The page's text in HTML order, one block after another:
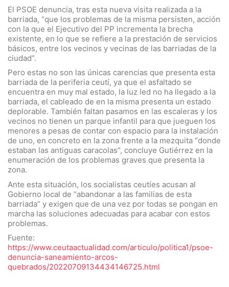
El PSOE denuncia, tras esta nueva visita realizada a la
barriada, “que los problemas de la misma persisten, acción
con la que el Ejecutivo del PP incrementa la brecha
existente, en lo que se refiere a la prestación de servicios
básicos, entre los vecinos y vecinas de las barriadas de la
ciudad”.
Pero estas no son las únicas carencias que presenta esta
barriada de la periferia ceutí, ya que el asfaltado se
encuentra en muy mal estado, la luz led no ha llegado a la
barriada, el cableado de en la misma presenta un estado
deplorable. También faltan pasamos en las escaleras y los
vecinos no tienen un parque infantil para que jueguen los
menores a pesas de contar con espacio para la instalación
de uno, en concreto en la zona frente a la mezquita “donde
estaban las antiguas caracolas”, concluye Gutiérrez en la
enumeración de los problemas graves que presenta la
zona.
Ante esta situación, los socialistas ceutíes acusan al
Gobierno local de “abandonar a las familias de esta
barriada” y exigen que de una vez por todas se pongan en
marcha las soluciones adecuadas para acabar con estos
problemas.
Fuente:
https://www.ceutaactualidad.com/articulo/politica1/psoe-
denuncia-saneamiento-arcos-
quebrados/20220709134434146725.html